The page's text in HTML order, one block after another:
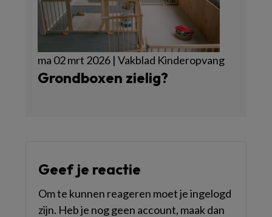
ma 02 mrt 2026 | Vakblad Kinderopvang
Grondboxen zielig?
Geef je reactie
Om te kunnen reageren moet je ingelogd
zijn. Heb je nog geen account, maak dan